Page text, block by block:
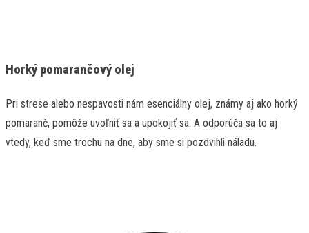
Horký pomarančový olej
Pri strese alebo nespavosti nám esenciálny olej, známy aj ako horký
pomaranč, pomôže uvoľniť sa a upokojiť sa. A odporúča sa to aj
vtedy, keď sme trochu na dne, aby sme si pozdvihli náladu.